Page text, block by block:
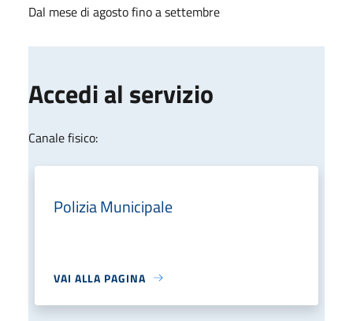
Dal mese di agosto fino a settembre
Accedi al servizio
Canale fisico:
Polizia Municipale
VAI ALLA PAGINA